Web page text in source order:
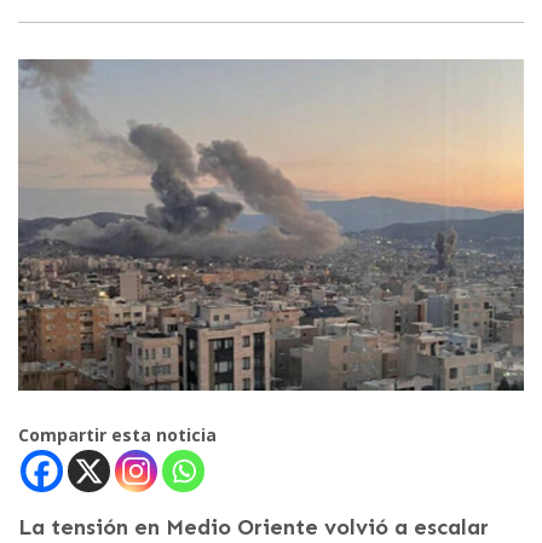
Compartir esta noticia
La tensión en Medio Oriente volvió a escalar